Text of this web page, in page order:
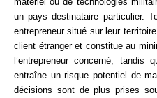
un pays destinataire particulier.
entrepreneur situé sur leur
client étranger et constitue au
l’entrepreneur concerné, tandis
entraîne un risque potentiel de
décisions sont de plus prises